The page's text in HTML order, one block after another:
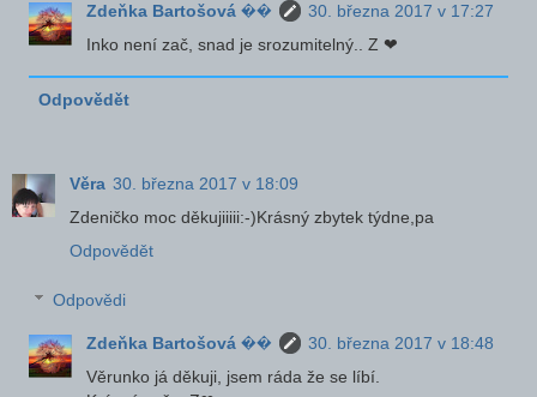
Zdeňka Bartošová ��
30. března 2017 v 17:27
Inko není zač, snad je srozumitelný.. Z ❤
Odpovědět
Věra 30. března 2017 v 18:09
Zdeničko moc děkujiiiii:-)Krásný zbytek týdne,pa
Odpovědět
Odpovědi
Zdeňka Bartošová ��
30. března 2017 v 18:48
Věrunko já děkuji, jsem ráda že se líbí.